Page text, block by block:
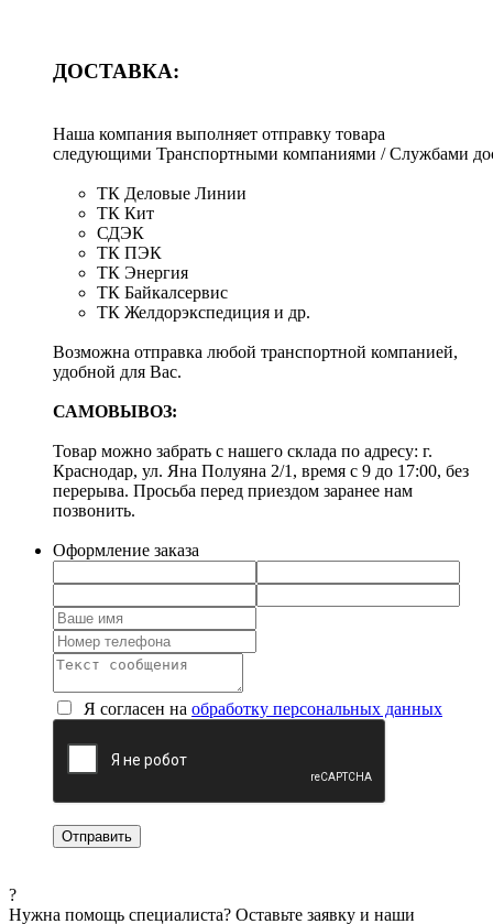
ДОСТАВКА:
Наша компания выполняет отправку товара
следующими Транспортными компаниями / Службами
ТК Деловые Линии
ТК Кит
СДЭК
ТК ПЭК
ТК Энергия
ТК Байкалсервис
ТК Желдорэкспедиция и др.
Возможна отправка любой транспортной компанией,
удобной для Вас.
САМОВЫВОЗ:
Товар можно забрать с нашего склада по адресу: г.
Краснодар, ул. Яна Полуяна 2/1, время с 9 до 17:00, без
перерыва. Просьба перед приездом заранее нам
позвонить.
Оформление заказа
Я согласен на обработку персональных данных
?
Нужна помощь специалиста? Оставьте заявку и наши